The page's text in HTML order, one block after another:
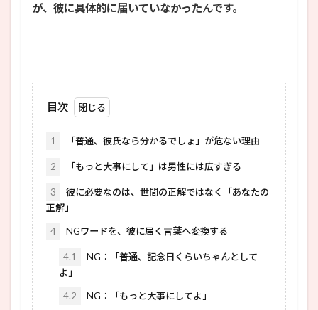
が、彼に具体的に届いていなかったんです。
目次
1 「普通、彼氏なら分かるでしょ」が危ない理由
2 「もっと大事にして」は男性には広すぎる
3
彼に必要なのは、世間の正解ではなく「あなたの
正解」
4 NGワードを、彼に届く言葉へ変換する
4.1
NG：「普通、記念日くらいちゃんとして
よ」
4.2 NG：「もっと大事にしてよ」